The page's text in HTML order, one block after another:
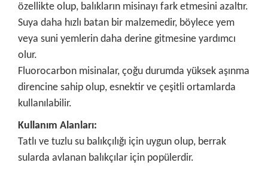
özellikte olup, balıkların misinayı fark etmesini azaltır.
Suya daha hızlı batan bir malzemedir, böylece yem
veya suni yemlerin daha derine gitmesine yardımcı
olur.
Fluorocarbon misinalar, çoğu durumda yüksek aşınma
direncine sahip olup, esnektir ve çeşitli ortamlarda
kullanılabilir.
Kullanım Alanları:
Tatlı ve tuzlu su balıkçılığı için uygun olup, berrak
sularda avlanan balıkçılar için popülerdir.